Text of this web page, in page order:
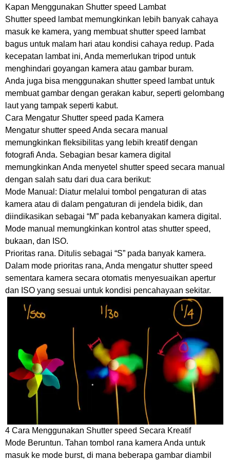
Kapan Menggunakan Shutter speed Lambat
Shutter speed lambat memungkinkan lebih banyak cahaya
masuk ke kamera, yang membuat shutter speed lambat
bagus untuk malam hari atau kondisi cahaya redup. Pada
kecepatan lambat ini, Anda memerlukan tripod untuk
menghindari goyangan kamera atau gambar buram.
Anda juga bisa menggunakan shutter speed lambat untuk
membuat gambar dengan gerakan kabur, seperti gelombang
laut yang tampak seperti kabut.
Cara Mengatur Shutter speed pada Kamera
Mengatur shutter speed Anda secara manual
memungkinkan fleksibilitas yang lebih kreatif dengan
fotografi Anda. Sebagian besar kamera digital
memungkinkan Anda menyetel shutter speed secara manual
dengan salah satu dari dua cara berikut:
Mode Manual: Diatur melalui tombol pengaturan di atas
kamera atau di dalam pengaturan di jendela bidik, dan
diindikasikan sebagai “M” pada kebanyakan kamera digital.
Mode manual memungkinkan kontrol atas shutter speed,
bukaan, dan ISO.
Prioritas rana. Ditulis sebagai “S” pada banyak kamera.
Dalam mode prioritas rana, Anda mengatur shutter speed
sementara kamera secara otomatis menyesuaikan apertur
dan ISO yang sesuai untuk kondisi pencahayaan sekitar.
4 Cara Menggunakan Shutter speed Secara Kreatif
Mode Beruntun. Tahan tombol rana kamera Anda untuk
masuk ke mode burst, di mana beberapa gambar diambil